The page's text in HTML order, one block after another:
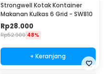
Strongwell Kotak Kontainer
Makanan Kulkas 6 Grid - SW810
Rp28.000
Rp52.900 48%
+ Keranjang